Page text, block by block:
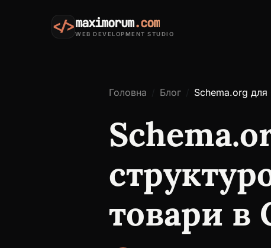
</>maximorum.com
WEB DEVELOPMENT STUDIO
Головна Блог Schema.org для
товари в